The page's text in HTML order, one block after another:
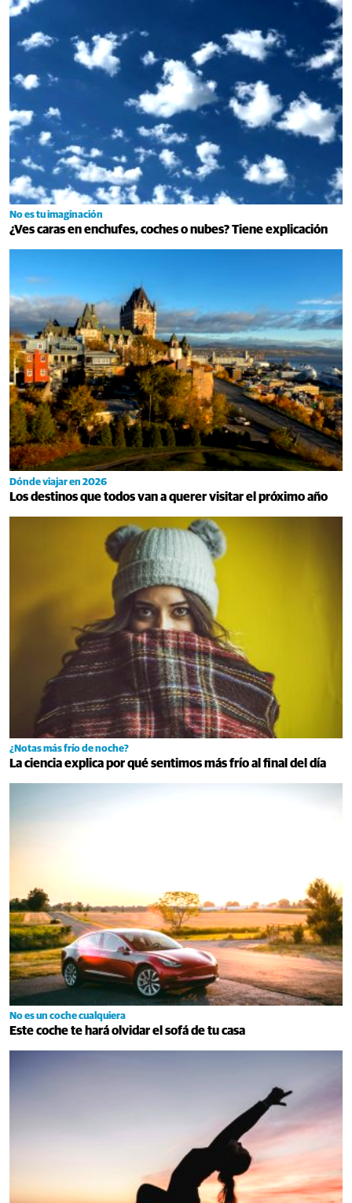
No es tu imaginación
¿Ves caras en enchufes, coches o nubes? Tiene explicación
Dónde viajar en 2026
Los destinos que todos van a querer visitar el próximo año
¿Notas más frío de noche?
La ciencia explica por qué sentimos más frío al final del día
No es un coche cualquiera
Este coche te hará olvidar el sofá de tu casa